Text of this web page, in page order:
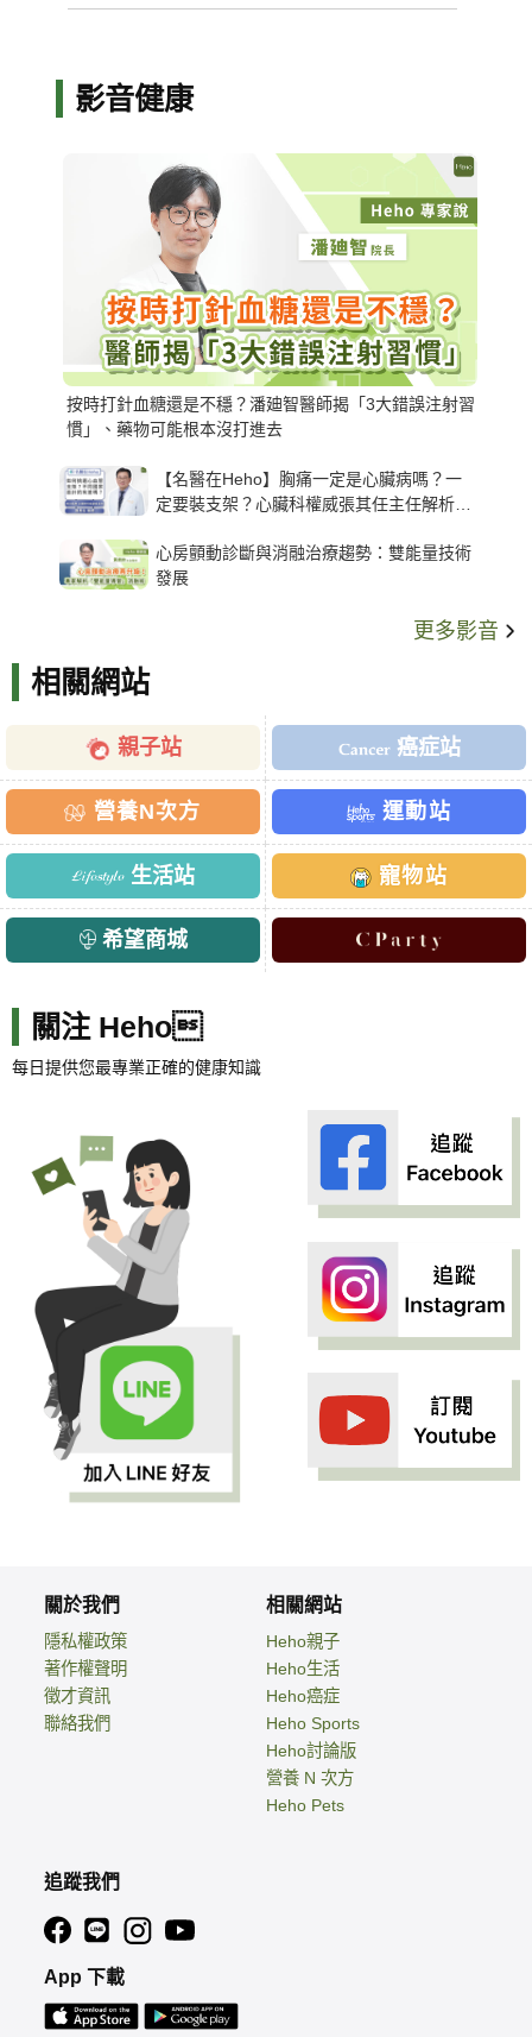
影音健康
按時打針血糖還是不穩？潘廸智醫師揭「3大錯誤注射習
慣」、藥物可能根本沒打進去
【名醫在Heho】胸痛一定是心臟病嗎？一
定要裝支架？心臟科權威張其任主任解析支
心房顫動診斷與消融治療趨勢：雙能量技術
發展
更多影音
相關網站
親子站 癌症站
營養N次方 運動站
生活站 寵物站
希望商城
關注 Heho
每日提供您最專業正確的健康知識
關於我們
隱私權政策
著作權聲明
徵才資訊
聯絡我們
相關網站
Heho親子
Heho生活
Heho癌症
Heho Sports
Heho討論版
營養 N 次方
Heho Pets
追蹤我們
App 下載